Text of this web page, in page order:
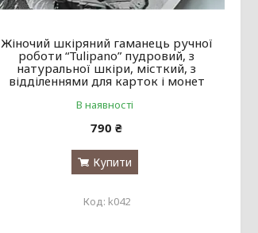
Жіночий шкіряний гаманець ручної
роботи “Tulipano” пудровий, з
натуральної шкіри, місткий, з
відділеннями для карток і монет
В наявності
790 ₴
Купити
k042